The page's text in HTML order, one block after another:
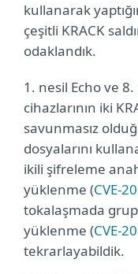
kullanarak
çeşitli KRACK
odaklandık.
1. nesil Echo ve
cihazlarının iki
savunmasız
dosyalarını
ikili şifreleme
yüklenme (CVE-
tokalaşmada
yüklenme (CVE-
tekrarlayabildik.